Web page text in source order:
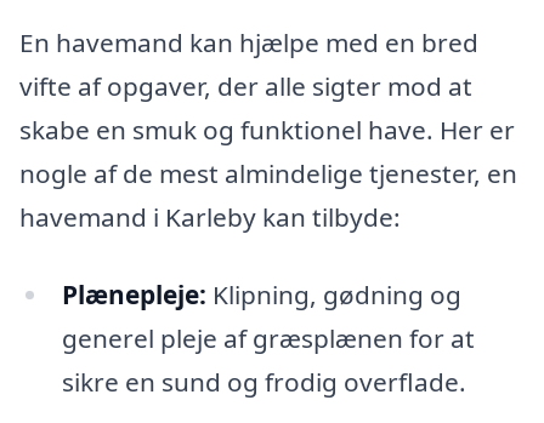
En havemand kan hjælpe med en bred
vifte af opgaver, der alle sigter mod at
skabe en smuk og funktionel have. Her er
nogle af de mest almindelige tjenester, en
havemand i Karleby kan tilbyde:
Plænepleje: Klipning, gødning og
generel pleje af græsplænen for at
sikre en sund og frodig overflade.